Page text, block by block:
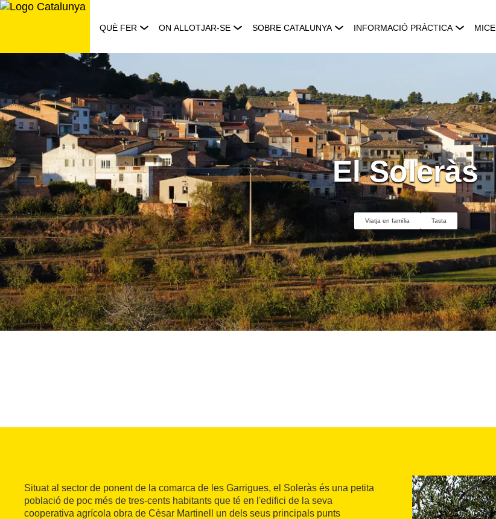
Saltar
QUÈ FER ON ALLOTJAR-SE SOBRE CATALUNYA INFORMACIÓ PRÀCTICA MICE
El Soleràs
Viatja en família Tasta
Situat al sector de ponent de la comarca de les Garrigues, el Soleràs és una petita
població de poc més de tres-cents habitants que té en l'edifici de la seva
cooperativa agrícola obra de Cèsar Martinell un dels seus principals punts